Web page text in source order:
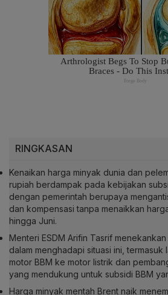
RINGKASAN
Kenaikan harga minyak dunia dan
rupiah berdampak pada kebijakan
dengan pemerintah berupaya
dan kompensasi tanpa menaikkan
hingga Juni.
Menteri ESDM Arifin Tasrif
dalam menghadapi situasi ini, termasuk
motor BBM ke motor listrik dan
yang mendukung untuk subsidi BBM
Harga minyak mentah Brent naik